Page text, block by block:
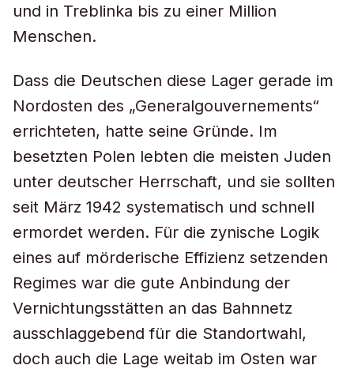
und in Treblinka bis zu einer Million
Menschen.
Dass die Deutschen diese Lager gerade im
Nordosten des „Generalgouvernements“
errichteten, hatte seine Gründe. Im
besetzten Polen lebten die meisten Juden
unter deutscher Herrschaft, und sie sollten
seit März 1942 systematisch und schnell
ermordet werden. Für die zynische Logik
eines auf mörderische Effizienz setzenden
Regimes war die gute Anbindung der
Vernichtungsstätten an das Bahnnetz
ausschlaggebend für die Standortwahl,
doch auch die Lage weitab im Osten war